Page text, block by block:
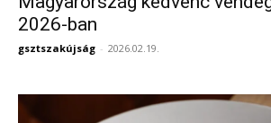
2026-ban
gsztszakújság - 2026.02.19.